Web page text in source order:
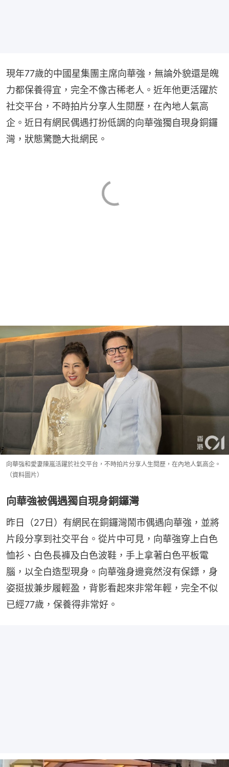
現年77歲的中國星集團主席向華強，無論外貌還是魄
力都保養得宜，完全不像古稀老人。近年他更活躍於
社交平台，不時拍片分享人生閱歷，在內地人氣高
企。近日有網民偶遇打扮低調的向華強獨自現身銅鑼
灣，狀態驚艷大批網民。
向華強和愛妻陳嵐活躍於社交平台，不時拍片分享人生閱歷，在內地人氣高企。
（資料圖片）
向華強被偶遇獨自現身銅鑼灣
昨日（27日）有網民在銅鑼灣鬧市偶遇向華強，並將
片段分享到社交平台。從片中可見，向華強穿上白色
恤衫、白色長褲及白色波鞋，手上拿著白色平板電
腦，以全白造型現身。向華強身邊竟然沒有保鏢，身
姿挺拔兼步履輕盈，背影看起來非常年輕，完全不似
已經77歲，保養得非常好。